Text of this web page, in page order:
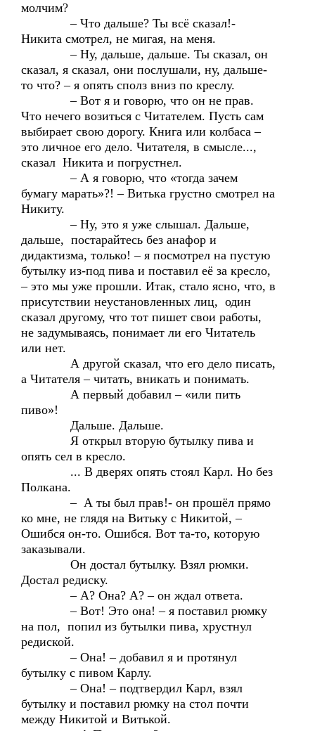
молчим?
– Что дальше? Ты всё сказал!-
Никита смотрел, не мигая, на меня.
– Ну, дальше, дальше. Ты сказал, он
сказал, я сказал, они послушали, ну, дальше-
то что? – я опять сполз вниз по креслу.
– Вот я и говорю, что он не прав.
Что нечего возиться с Читателем. Пусть сам
выбирает свою дорогу. Книга или колбаса –
это личное его дело. Читателя, в смысле...,
сказал Никита и погрустнел.
– А я говорю, что «тогда зачем
бумагу марать»?! – Витька грустно смотрел на
Никиту.
– Ну, это я уже слышал. Дальше,
дальше, постарайтесь без анафор и
дидактизма, только! – я посмотрел на пустую
бутылку из-под пива и поставил её за кресло,
– это мы уже прошли. Итак, стало ясно, что, в
присутствии неустановленных лиц, один
сказал другому, что тот пишет свои работы,
не задумываясь, понимает ли его Читатель
или нет.
А другой сказал, что его дело писать,
а Читателя – читать, вникать и понимать.
А первый добавил – «или пить
пиво»!
Дальше. Дальше.
Я открыл вторую бутылку пива и
опять сел в кресло.
... В дверях опять стоял Карл. Но без
Полкана.
– А ты был прав!- он прошёл прямо
ко мне, не глядя на Витьку с Никитой, –
Ошибся он-то. Ошибся. Вот та-то, которую
заказывали.
Он достал бутылку. Взял рюмки.
Достал редиску.
– А? Она? А? – он ждал ответа.
– Вот! Это она! – я поставил рюмку
на пол, попил из бутылки пива, хрустнул
редиской.
– Она! – добавил я и протянул
бутылку с пивом Карлу.
– Она! – подтвердил Карл, взял
бутылку и поставил рюмку на стол почти
между Никитой и Витькой.